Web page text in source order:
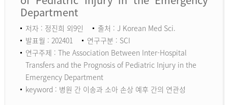
Department
저자 : 정진희 외9인
출처 : J Korean Med Sci.
발표월 : 202401
연구구분 : SCI
연구주제 : The Association Between Inter-Hospital
Transfers and the Prognosis of Pediatric Injury in the
Emergency Department
keyword : 병원 간 이송과 소아 손상 예후 간의 연관성